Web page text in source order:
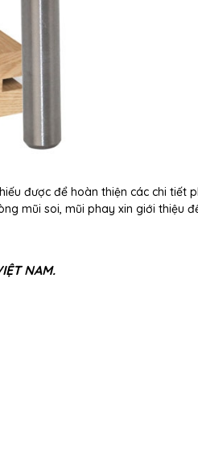
được để hoàn thiện các chi tiết
mũi soi, mũi phay xin giới thiệu
NAM.